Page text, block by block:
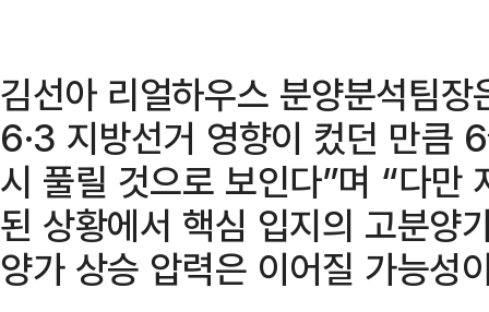
김선아 리얼하우스 분양분석팀
6·3 지방선거 영향이 컸던 만큼
시 풀릴 것으로 보인다”며 “다만
된 상황에서 핵심 입지의 고분양
양가 상승 압력은 이어질 가능성